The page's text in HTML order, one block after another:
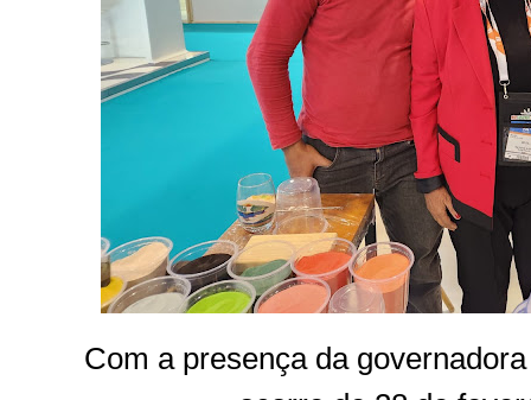
Com a presença da